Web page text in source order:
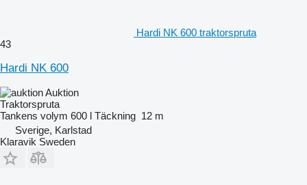
Hardi NK 600 traktorspruta
43
Hardi NK 600
Auktion
Traktorspruta
Tankens volym 600 l Täckning 12 m
Sverige, Karlstad
Klaravik Sweden